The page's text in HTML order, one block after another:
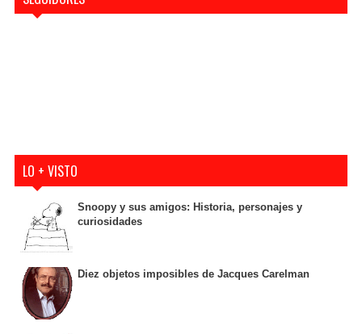
LO + VISTO
Snoopy y sus amigos: Historia, personajes y
curiosidades
Diez objetos imposibles de Jacques Carelman